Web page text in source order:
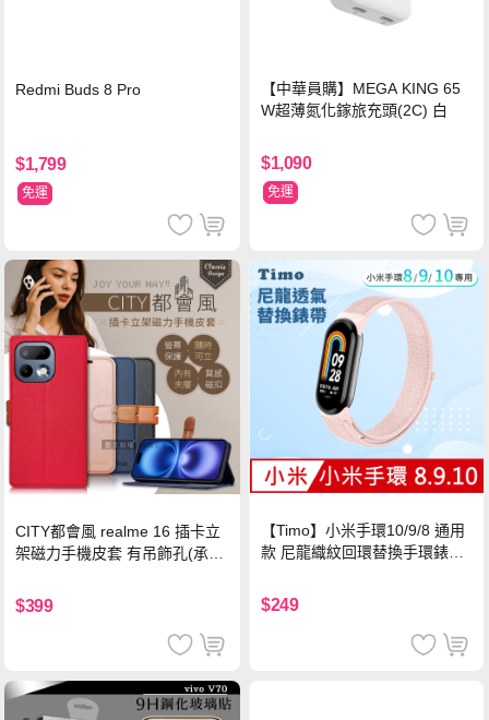
Redmi Buds 8 Pro
$1,799
免運
【中華員購】MEGA KING 65
W超薄氮化鎵旅充頭(2C) 白
$1,090
免運
CITY都會風 realme 16 插卡立
架磁力手機皮套 有吊飾孔(承諾
$399
【Timo】小米手環10/9/8 通用
款 尼龍織紋回環替換手環錶帶-
$249